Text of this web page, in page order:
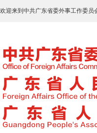
欢迎来到中共广东省委外事工作委员